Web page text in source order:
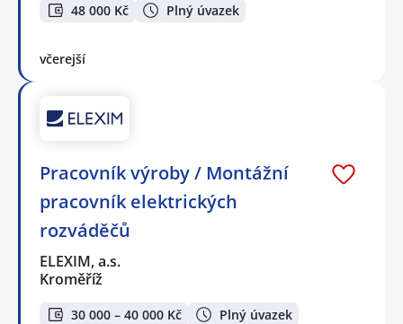
48 000 Kč Plný úvazek
včerejší
Pracovník výroby / Montážní
pracovník elektrických
rozváděčů
ELEXIM, a.s.
Kroměříž
30 000 – 40 000 Kč
Plný úvazek